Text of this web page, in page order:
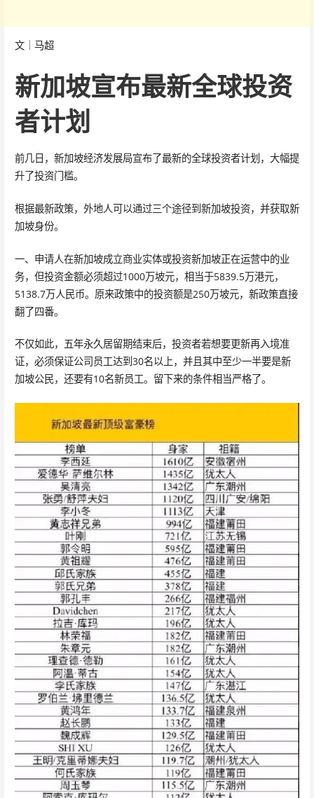
文｜马超
新加坡宣布最新全球投资
者计划
前几日，新加坡经济发展局宣布了最新的全球投资者计划，大幅提
升了投资门槛。
根据最新政策，外地人可以通过三个途径到新加坡投资，并获取新
加坡身份。
一、申请人在新加坡成立商业实体或投资新加坡正在运营中的业
务，但投资金额必须超过1000万坡元，相当于5839.5万港元，
5138.7万人民币。原来政策中的投资额是250万坡元，新政策直接
翻了四番。
不仅如此，五年永久居留期结束后，投资者若想要更新再入境准
证，必须保证公司员工达到30名以上，并且其中至少一半要是新
加坡公民，还要有10名新员工。留下来的条件相当严格了。